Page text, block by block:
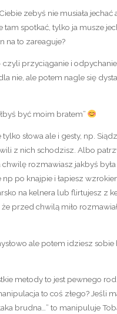
zebyś nie musiała jechać
tam spotkać, tylko ja musze
na to zareaguje?
czyli przyciąganie i
nie, ale potem nagle się
być moim bratem”
słowa ale i gesty, np.
z nich schodzisz. Albo
rozmawiasz jakbyś
po knajpie i łapiesz
na kelnera lub flirtujesz z
przed chwilą miło
ale potem idziesz sobie
metody to jest pewnego
to coś złego? Jeśli
brudna…” to manipuluje